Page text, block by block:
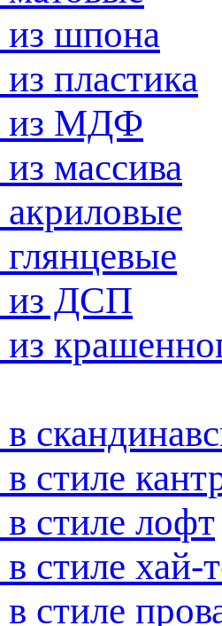
шпона
пластика
из МДФ
массива
из ДСП
стиле
стиле лофт
стиле хай-
стиле